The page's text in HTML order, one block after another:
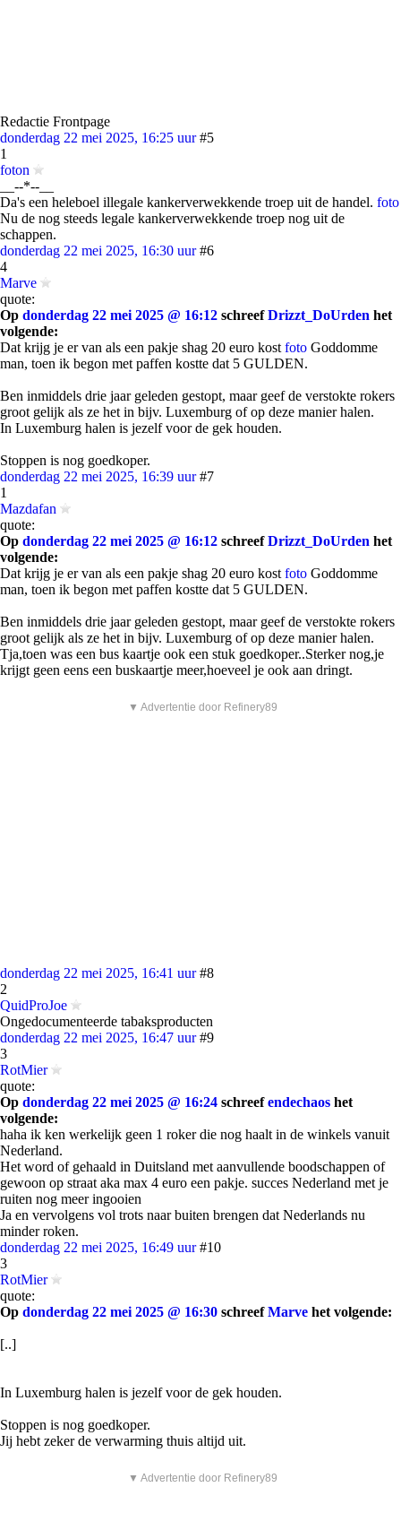
Redactie Frontpage
donderdag 22 mei 2025, 16:25 uur #5
1
foton
__--*--__
Da's een heleboel illegale kankerverwekkende troep uit de handel. foto
Nu de nog steeds legale kankerverwekkende troep nog uit de
schappen.
donderdag 22 mei 2025, 16:30 uur #6
4
Marve
quote:
Op donderdag 22 mei 2025 @ 16:12 schreefDrizzt_DoUrden het
volgende:
Dat krijg je er van als een pakje shag 20 euro kost foto Goddomme
man, toen ik begon met paffen kostte dat 5 GULDEN.
Ben inmiddels drie jaar geleden gestopt, maar geef de verstokte rokers
groot gelijk als ze het in bijv. Luxemburg of op deze manier halen.
In Luxemburg halen is jezelf voor de gek houden.
Stoppen is nog goedkoper.
donderdag 22 mei 2025, 16:39 uur #7
1
Mazdafan
quote:
Op donderdag 22 mei 2025 @ 16:12 schreefDrizzt_DoUrden het
volgende:
Dat krijg je er van als een pakje shag 20 euro kost foto Goddomme
man, toen ik begon met paffen kostte dat 5 GULDEN.
Ben inmiddels drie jaar geleden gestopt, maar geef de verstokte rokers
groot gelijk als ze het in bijv. Luxemburg of op deze manier halen.
Tja,toen was een bus kaartje ook een stuk goedkoper..Sterker nog,je
krijgt geen eens een buskaartje meer,hoeveel je ook aan dringt.
▼ Advertentie door Refinery89
donderdag 22 mei 2025, 16:41 uur #8
2
QuidProJoe
Ongedocumenteerde tabaksproducten
donderdag 22 mei 2025, 16:47 uur #9
3
RotMier
quote:
Op donderdag 22 mei 2025 @ 16:24 schreefendechaos het
volgende:
haha ik ken werkelijk geen 1 roker die nog haalt in de winkels vanuit
Nederland.
Het word of gehaald in Duitsland met aanvullende boodschappen of
gewoon op straat aka max 4 euro een pakje. succes Nederland met je
ruiten nog meer ingooien
Ja en vervolgens vol trots naar buiten brengen dat Nederlands nu
minder roken.
donderdag 22 mei 2025, 16:49 uur #10
3
RotMier
quote:
Op donderdag 22 mei 2025 @ 16:30 schreefMarve het volgende:
[..]
In Luxemburg halen is jezelf voor de gek houden.
Stoppen is nog goedkoper.
Jij hebt zeker de verwarming thuis altijd uit.
▼ Advertentie door Refinery89